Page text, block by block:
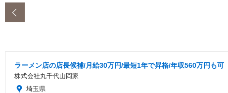
ラーメン店の店長候補/月給30万円/最短1年で昇格/年収560万円も可
株式会社丸千代山岡家
埼玉県